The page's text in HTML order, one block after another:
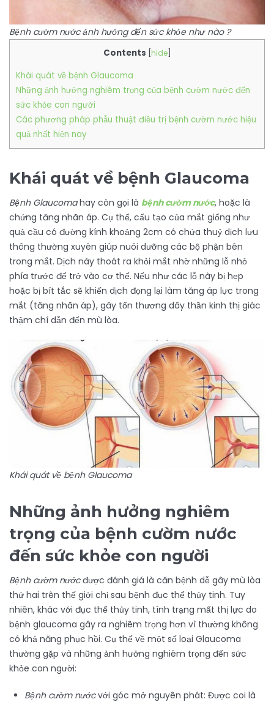
Bệnh cườm nước ảnh hưởng đến sức khỏe như nào ?
Contents hide]
Khái quát về bệnh Glaucoma
Những ảnh hưởng nghiêm trọng của bệnh cườm nước đến
sức khỏe con người
Các phương pháp phẫu thuật điều trị bệnh cườm nước hiệu
quả nhất hiện nay
Khái quát về bệnh Glaucoma
Bệnh Glaucomahay còn gọi là bệnh cườm nước, hoặc là
chứng tăng nhãn áp. Cụ thể, cấu tạo của mắt giống như
quả cầu có đường kính khoảng 2cm có chứa thuỷ dịch lưu
thông thường xuyên giúp nuôi dưỡng các bộ phận bên
trong mắt. Dịch này thoát ra khỏi mắt nhờ những lỗ nhỏ
phía trước để trở vào cơ thể. Nếu như các lỗ này bị hẹp
hoặc bị bít tắc sẽ khiến dịch đọng lại làm tăng áp lực trong
mắt (tăng nhãn áp), gây tổn thương dây thần kinh thị giác
thậm chí dẫn đến mù lòa.
Khái quát về bệnh Glaucoma
Những ảnh hưởng nghiêm
trọng của bệnh cườm nước
đến sức khỏe con người
Bệnh cườm nướcđược đánh giá là căn bệnh dễ gây mù lòa
thứ hai trên thế giới chỉ sau bệnh đục thể thủy tinh. Tuy
nhiên, khác với đục thể thủy tinh, tình trạng mất thị lực do
bệnh glaucoma gây ra nghiêm trọng hơn vì thường không
có khả năng phục hồi. Cụ thể về một số loại Glaucoma
thường gặp và những ảnh hưởng nghiêm trọng đến sức
khỏe con người:
Bệnh cườm nướcvới góc mở nguyên phát: Được coi là